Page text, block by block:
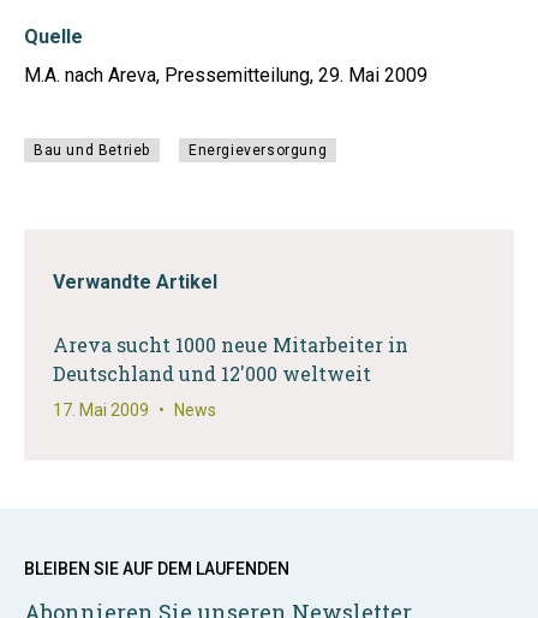
Quelle
M.A. nach Areva, Pressemitteilung, 29. Mai 2009
Bau und Betrieb Energieversorgung
Verwandte Artikel
Areva sucht 1000 neue Mitarbeiter in
Deutschland und 12'000 weltweit
17. Mai 2009 • News
BLEIBEN SIE AUF DEM LAUFENDEN